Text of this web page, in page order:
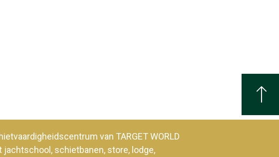
van TARGET WORLD
jachtschool, schietbanen, store, lodge,